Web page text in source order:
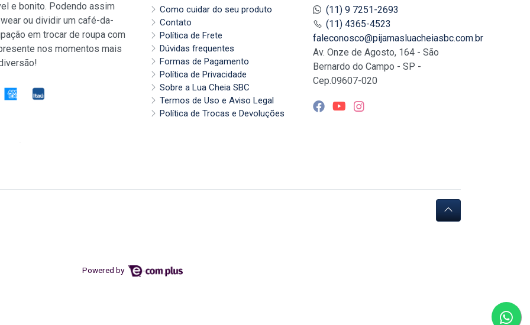
(11) 9 7251-2693
(11) 4365-4523
faleconosco@pijamasluacheiasbc.com.br
Av. Onze de Agosto, 164 - São
Bernardo do Campo - SP -
Cep.09607-020
Como cuidar do seu produto
Contato
Política de Frete
Dúvidas frequentes
Formas de Pagamento
Política de Privacidade
Sobre a Lua Cheia SBC
Termos de Uso e Aviso Legal
Política de Trocas e Devoluções
e bonito. Podendo assim
ou dividir um café-da-
em trocar de roupa com
nos momentos mais
Powered by